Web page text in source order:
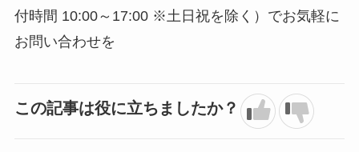
付時間 10:00～ 17:00 ※土日祝を除く） でお気軽に
お問い合わせを
この記事は役に立ちましたか？